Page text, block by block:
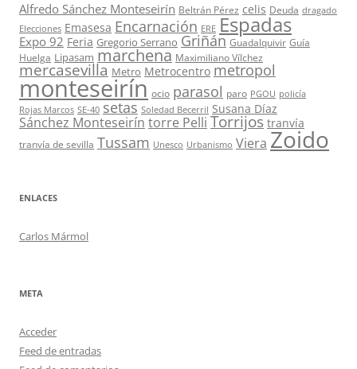
Alfredo Sánchez Monteseirín Beltrán Pérez celis Deuda dragado
Elecciones Emasesa Encarnación ERE Espadas
Expo 92 Feria Gregorio Serrano Griñán Guadalquivir Guía
Huelga Lipasam marchena Maximiliano Vílchez
mercasevilla Metro Metrocentro metropol
monteseirín ocio parasol paro PGOU policía
Rojas Marcos SE-40 setas Soledad Becerril Susana Díaz
Sánchez Monteseirín torre Pelli Torrijos tranvía
tranvía de sevilla Tussam Unesco Urbanismo Viera Zoido
ENLACES
Carlos Mármol
META
Acceder
Feed de entradas